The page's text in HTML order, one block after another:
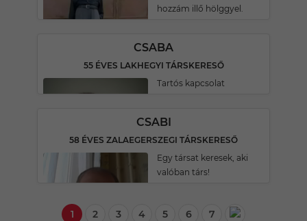
hozzám illő hölggyel.
CSABA
55 ÉVES LAKHEGYI TÁRSKERESŐ
Tartós kapcsolat
CSABI
58 ÉVES ZALAEGERSZEGI TÁRSKERESŐ
Egy társat keresek, aki
valóban társ!
1 2 3 4 5 6 7